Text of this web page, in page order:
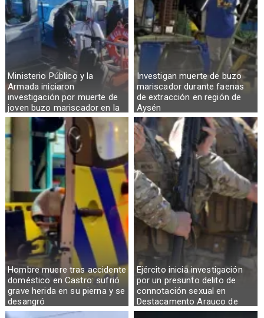
Ministerio Público y la
Armada iniciaron
investigación por muerte de
joven buzo mariscador en la
Región de Aysén
Investigan muerte de buzo
mariscador durante faenas
de extracción en región de
Aysén
Hombre muere tras accidente
doméstico en Castro: sufrió
grave herida en su pierna y se
desangró
Ejército inicia investigación
por un presunto delito de
connotación sexual en
Destacamento Arauco de
Osorno